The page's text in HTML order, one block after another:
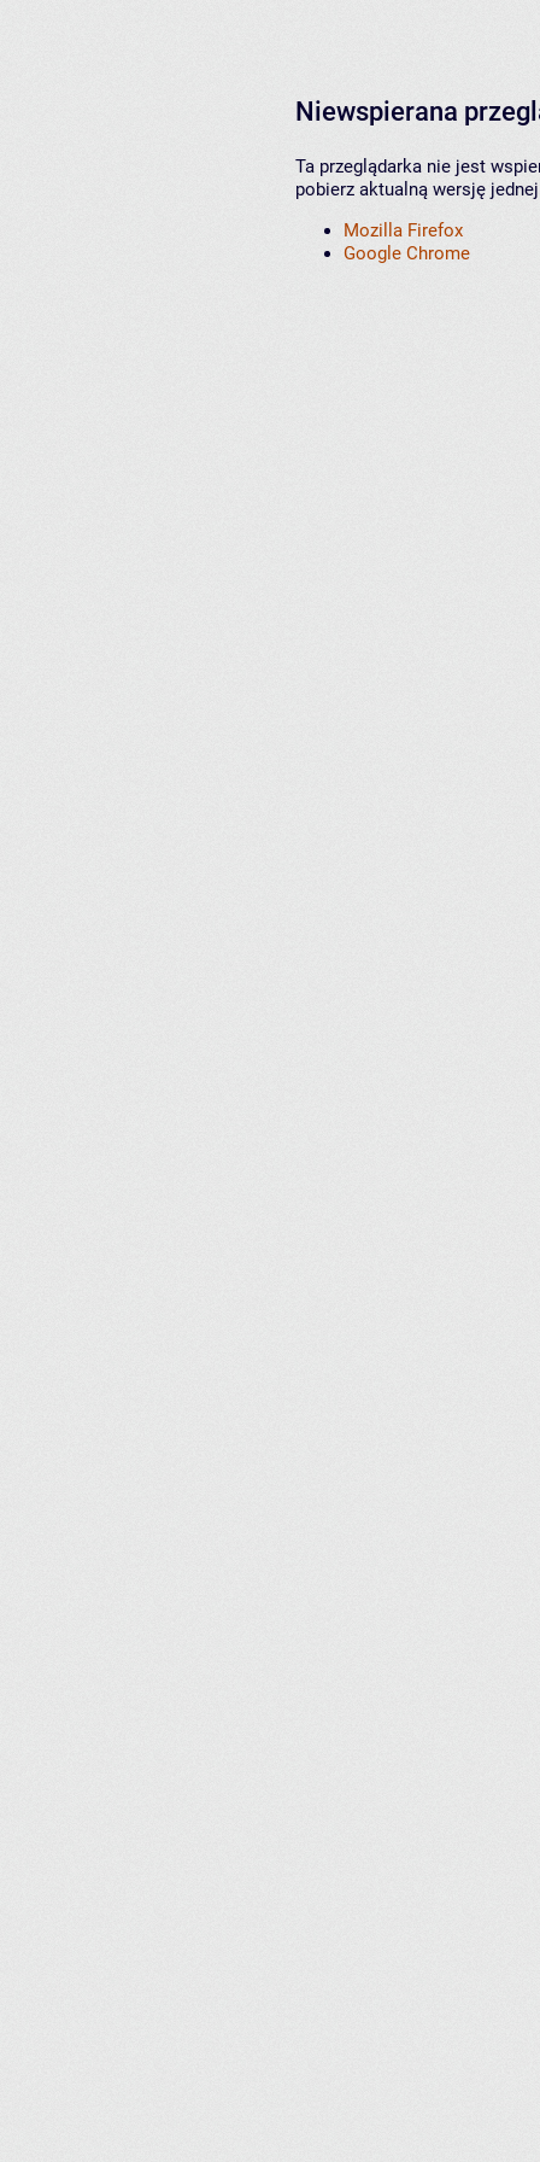
Niewspierana
Ta przeglądarka nie jest
pobierz aktualną wersję
Mozilla Firefox
Google Chrome